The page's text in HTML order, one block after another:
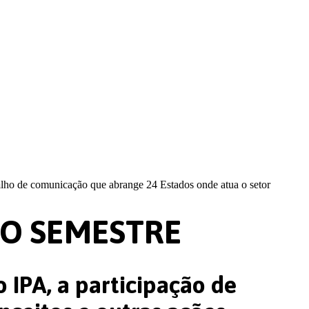
de comunicação que abrange 24 Estados onde atua o setor
SEMESTRE
a participação de